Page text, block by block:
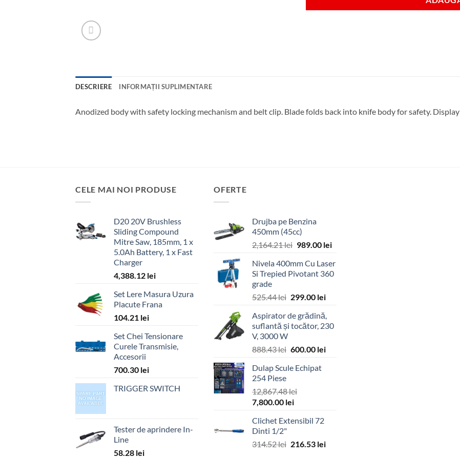
DESCRIERE INFORMAȚII SUPLIMENTARE
Anodized body with safety locking mechanism and belt clip. Blade folds back into knife body for safety. Display
CELE MAI NOI PRODUSE
D20 20V Brushless
Sliding Compound
Mitre Saw, 185mm, 1 x
5.0Ah Battery, 1 x Fast
Charger
4,388.12 lei
Set Lere Masura Uzura
Placute Frana
104.21 lei
Set Chei Tensionare
Curele Transmisie,
Accesorii
700.30 lei
TRIGGER SWITCH
Tester de aprindere In-
Line
58.28 lei
OFERTE
Drujba pe Benzina
450mm (45cc)
2,164.21lei Prețul
a
fost:
989.00 leiPrețul
este:
989.00 lei.
Nivela 400mm Cu Laser
Si Trepied Pivotant 360
grade
525.44lei Prețul
a
fost:
299.00 leiPrețul
este:
299.00 lei.
Aspirator de grădină,
suflantă și tocător, 230
V, 3000 W
888.43lei Prețul
a
888.43 lei.
600.00 leiPrețul
Dulap Scule Echipat
254 Piese
12,867.48lei
Prețul
a
fost:
12,867.48 lei.
7,800.00 leiPrețul
este:
Clichet Extensibil 72
Dinti 1/2"
314.52lei Prețul
216.53 leiPrețul